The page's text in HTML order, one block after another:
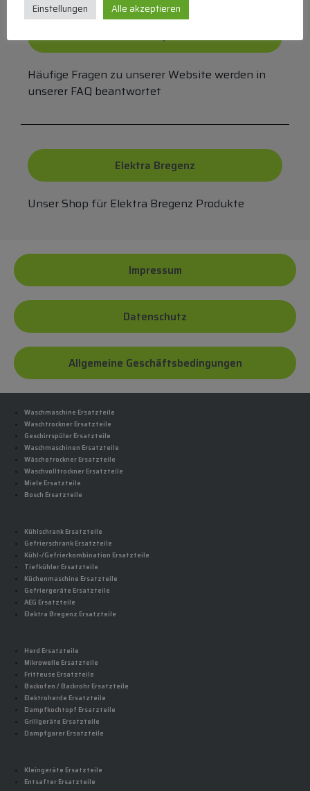
FAQ
Häufige Fragen zu unserer Website werden in
unserer FAQ beantwortet
Elektra Bregenz
Unser Shop für Elektra Bregenz Produkte
Impressum
Datenschutz
Allgemeine Geschäftsbedingungen
Waschmaschine Ersatzteile
Waschtrockner Ersatzteile
Geschirrspüler Ersatzteile
Waschmaschinen Ersatzteile
Wäschetrockner Ersatzteile
Waschvolltrockner Ersatzteile
Miele Ersatzteile
Bosch Ersatzteile
Kühlschrank Ersatzteile
Gefrierschrank Ersatzteile
Kühl-/Gefrierkombination Ersatzteile
Tiefkühler Ersatzteile
Küchenmaschine Ersatzteile
Gefriergeräte Ersatzteile
AEG Ersatzteile
Elektra Bregenz Ersatzteile
Herd Ersatzteile
Mikrowelle Ersatzteile
Fritteuse Ersatzteile
Backofen / Backrohr Ersatzteile
Elektroherde Ersatzteile
Dampfkochtopf Ersatzteile
Grillgeräte Ersatzteile
Dampfgarer Ersatzteile
Kleingeräte Ersatzteile
Entsafter Ersatzteile
Einstellungen Alle akzeptieren